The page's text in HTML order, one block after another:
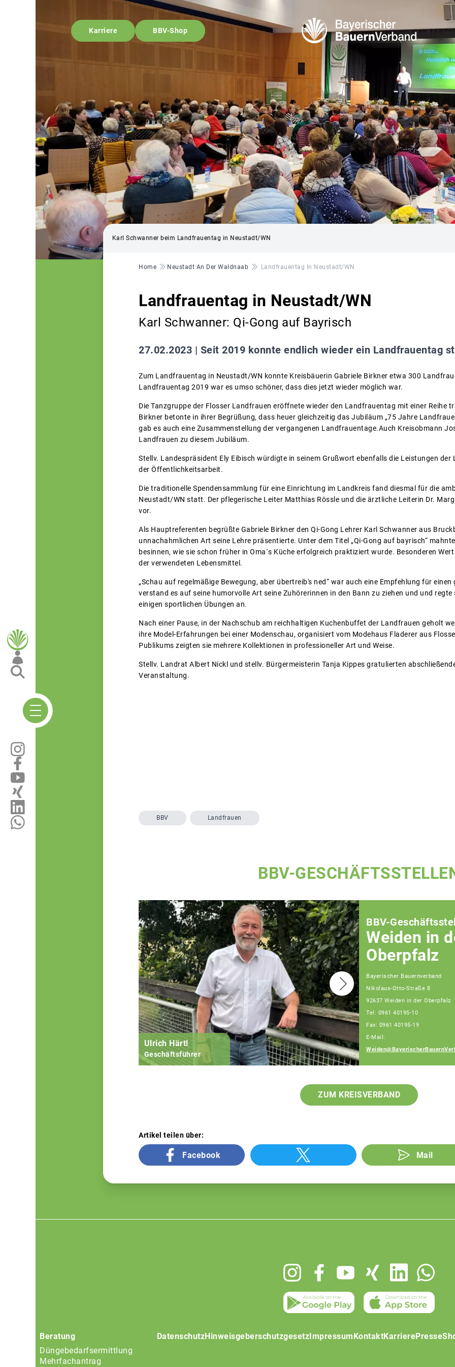
Karriere BBV-Shop
Karl Schwanner beim Landfrauentag in Neustadt/WN
Pfadnavigation
Home Neustadt An Der Waldnaab Landfrauentag In Neustadt/WN
Landfrauentag in Neustadt/WN
Karl Schwanner: Qi-Gong auf Bayrisch
27.02.2023 | Seit 2019 konnte endlich wieder ein Landfrauentag
Zum Landfrauentag in Neustadt/WN konnte Kreisbäuerin Gabriele Birkner etwa 300
Landfrauentag 2019 war es umso schöner, dass dies jetzt wieder möglich war.
Die Tanzgruppe der Flosser Landfrauen eröffnete wieder den Landfrauentag mit einer Reihe
Birkner betonte in ihrer Begrüßung, dass heuer gleichzeitig das Jubiläum „75 Jahre
gab es auch eine Zusammenstellung der vergangenen Landfrauentage.Auch Kreisobmann
Landfrauen zu diesem Jubiläum.
Stellv. Landespräsident Ely Eibisch würdigte in seinem Grußwort ebenfalls die Leistungen
der Öffentlichkeitsarbeit.
Die traditionelle Spendensammlung für eine Einrichtung im Landkreis fand diesmal für die
Neustadt/WN statt. Der pflegerische Leiter Matthias Rössle und die ärztliche Leiterin Dr.
vor.
Als Hauptreferenten begrüßte Gabriele Birkner den Qi-Gong Lehrer Karl Schwanner aus
unnachahmlichen Art seine Lehre präsentierte. Unter dem Titel „Qi-Gong auf bayrisch“
besinnen, wie sie schon früher in Oma´s Küche erfolgreich praktiziert wurde. Besonderen
der verwendeten Lebensmittel.
„Schau auf regelmäßige Bewegung, aber übertreib's ned“ war auch eine Empfehlung für
verstand es auf seine humorvolle Art seine Zuhörerinnen in den Bann zu ziehen und und
einigen sportlichen Übungen an.
Nach einer Pause, in der Nachschub am reichhaltigen Kuchenbuffet der Landfrauen geholt
ihre Model-Erfahrungen bei einer Modenschau, organisiert vom Modehaus Fladerer aus
Publikums zeigten sie mehrere Kollektionen in professioneller Art und Weise.
Stellv. Landrat Albert Nickl und stellv. Bürgermeisterin Tanja Kippes gratulierten
Veranstaltung.
BBV Landfrauen
BBV-
Ulrich Härtl
Geschäftsführer Fachberater
BBV-
Weiden in
Oberpfalz
Bayerischer Bauernverband
Nikolaus-Otto-Straße 8
92637 Weiden in der Oberpfalz
Tel: 0961 40195-10
Fax: 0961 40195-19
E-Mail:
ZUM KREISVERBAND
Artikel teilen über:
Facebook Mail
Beratung
Düngebedarfsermittlung
Mehrfachantrag
DatenschutzHinweisgeberschutzgesetz Impressum KontaktKarrierePresse